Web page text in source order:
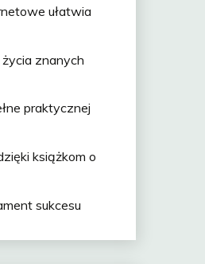
ułatwia
znanych
praktycznej
książkom o
sukcesu